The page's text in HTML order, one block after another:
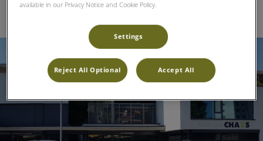
available in our Privacy Notice and Cookie Policy.
Settings
Reject All Optional Accept All